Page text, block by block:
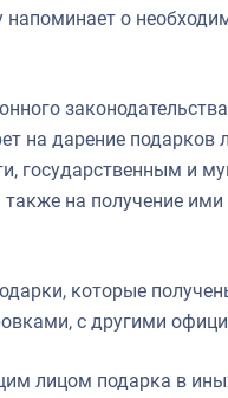
напоминает о
на дарение
государственным и
также на получение
которые
с другими
лицом подарка в